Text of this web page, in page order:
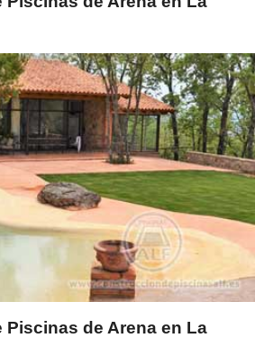
de Arena en La